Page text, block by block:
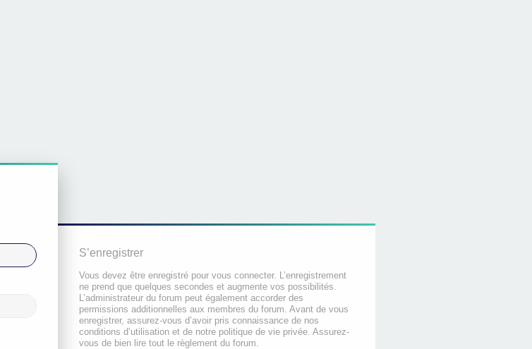
S’enregistrer
Vous devez être enregistré pour vous connecter. L’enregistrement
ne prend que quelques secondes et augmente vos possibilités.
L’administrateur du forum peut également accorder des
permissions additionnelles aux membres du forum. Avant de vous
enregistrer, assurez-vous d’avoir pris connaissance de nos
conditions d’utilisation et de notre politique de vie privée. Assurez-
vous de bien lire tout le règlement du forum.